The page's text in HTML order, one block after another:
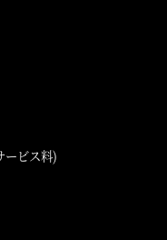
ービス料)